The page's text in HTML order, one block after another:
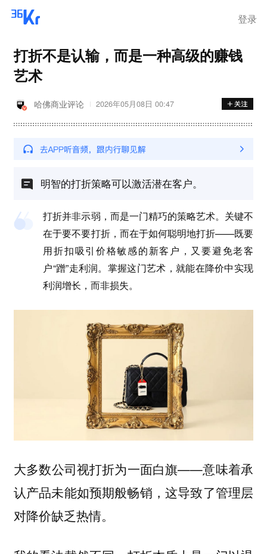
登录
打折不是认输，而是一种高级的赚钱
艺术
哈佛商业评论 2026年05月08日 00:47
明智的打折策略可以激活潜在客户。
打折并非示弱，而是一门精巧的策略艺术。关键不
在于要不要打折，而在于如何聪明地打折——既要
用折扣吸引价格敏感的新客户，又要避免老客
户“蹭”走利润。掌握这门艺术，就能在降价中实现
利润增长，而非损失。
大多数公司视打折为一面白旗——意味着承
认产品未能如预期般畅销，这导致了管理层
对降价缺乏热情。